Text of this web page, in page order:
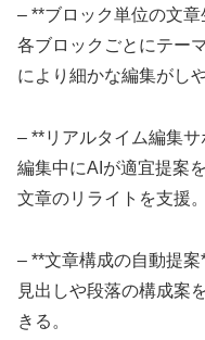
– **ブロック単位の文章
各ブロックごとにテー
により細かな編集がし
– **リアルタイム編集サ
編集中にAIが適宜提案
文章のリライトを支援。
– **文章構成の自動提案
見出しや段落の構成案
きる。